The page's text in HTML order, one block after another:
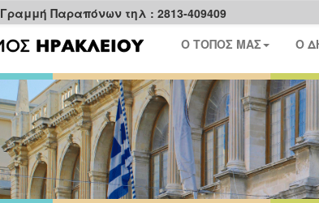
Γραμμή Παραπόνων τηλ : 2813-409409
Ο ΤΟΠΟΣ ΜΑΣ Ο